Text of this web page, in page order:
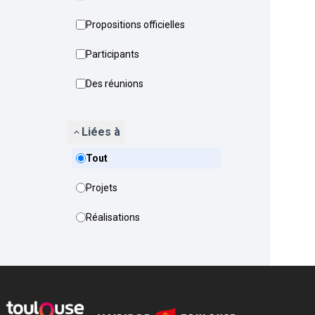
Propositions officielles
Participants
Des réunions
Liées à
Tout
Projets
Réalisations